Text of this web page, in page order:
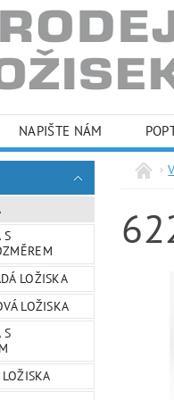
NAPIŠTE NÁM
OSOBNÍCH ÚDAJŮ
S
LOŽISKA
LOŽISKA
S